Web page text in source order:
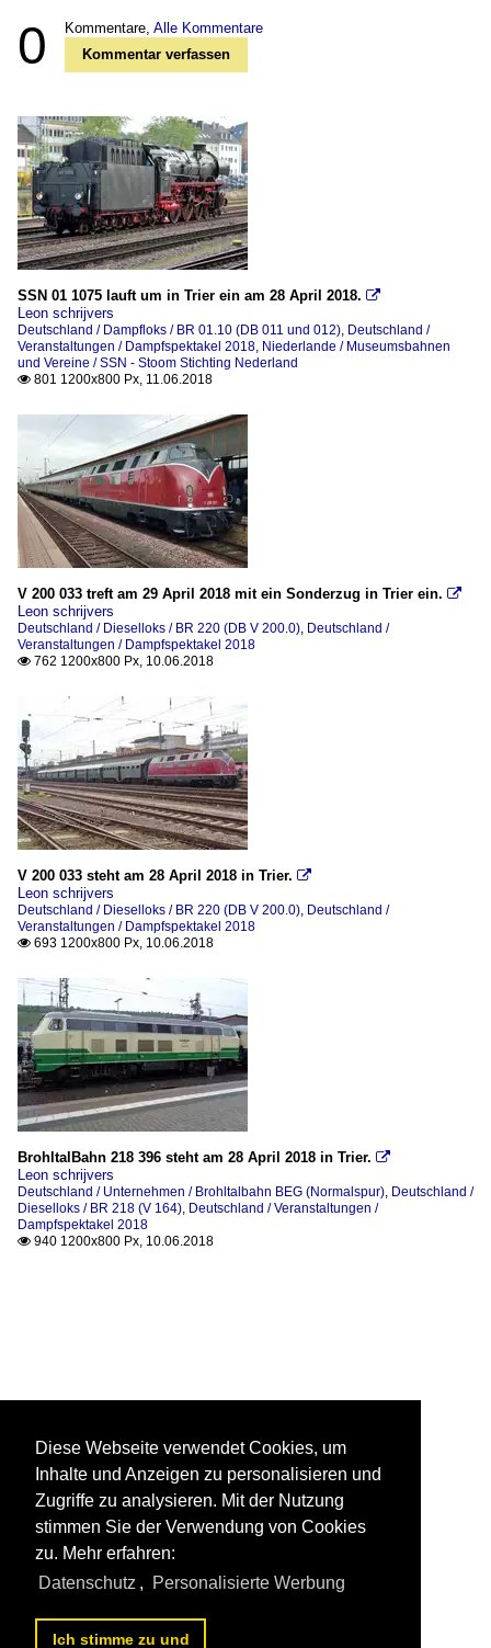
0 Kommentare, Alle Kommentare
Kommentar verfassen
SSN 01 1075 lauft um in Trier ein am 28 April 2018. 
Leon schrijvers
Deutschland / Dampfloks / BR 01.10 (DB 011 und 012), Deutschland /
Veranstaltungen / Dampfspektakel 2018, Niederlande / Museumsbahnen
und Vereine / SSN - Stoom Stichting Nederland
 801 1200x800 Px, 11.06.2018
V 200 033 treft am 29 April 2018 mit ein Sonderzug in Trier ein. 
Leon schrijvers
Deutschland / Dieselloks / BR 220 (DB V 200.0), Deutschland /
Veranstaltungen / Dampfspektakel 2018
 762 1200x800 Px, 10.06.2018
V 200 033 steht am 28 April 2018 in Trier. 
Leon schrijvers
Deutschland / Dieselloks / BR 220 (DB V 200.0), Deutschland /
Veranstaltungen / Dampfspektakel 2018
 693 1200x800 Px, 10.06.2018
BrohltalBahn 218 396 steht am 28 April 2018 in Trier. 
Leon schrijvers
Deutschland / Unternehmen / Brohltalbahn BEG (Normalspur), Deutschland /
Dieselloks / BR 218 (V 164), Deutschland / Veranstaltungen /
Dampfspektakel 2018
 940 1200x800 Px, 10.06.2018
Diese Webseite verwendet Cookies, um
Inhalte und Anzeigen zu personalisieren und
Zugriffe zu analysieren. Mit der Nutzung
stimmen Sie der Verwendung von Cookies
zu. Mehr erfahren:
Datenschutz , Personalisierte Werbung
Ich stimme zu und